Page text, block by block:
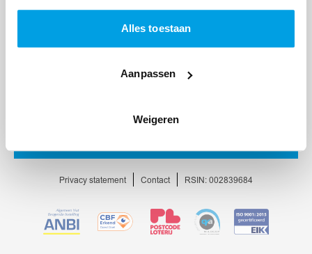
Alles toestaan
Aanpassen
Weigeren
naar
homepage
Privacy statement Contact RSIN: 002839684